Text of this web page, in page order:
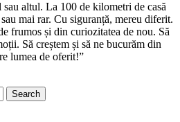
altul. La 100 de kilometri de casă
mai rar. Cu siguranță, mereu diferit.
frumos și din curiozitatea de nou. Să
Să creștem și să ne bucurăm din
lumea de oferit!”
Search